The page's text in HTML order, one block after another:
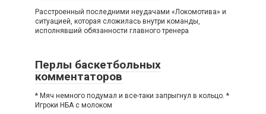
Расстроенный последними неудачами «Локомотива» и
ситуацией, которая сложилась внутри команды,
исполнявший обязанности главного тренера
Перлы баскетбольных
комментаторов
* Мяч немного подумал и все-таки запрыгнул в кольцо. *
Игроки НБА с молоком